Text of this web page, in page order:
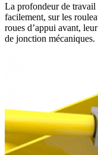
La profondeur de travail
facilement, sur les
roues d’appui avant,
de jonction mécaniques.